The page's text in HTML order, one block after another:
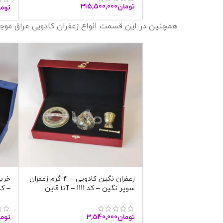
تومان315,500,000
همچنین در این قسمت انواع زعفران کادویی عراق
زعفران نگین کادویی – 4 گرم زعفران
سوپر نگین – کد 1111 – آنا قاین
تومان3,540,000
– کد 1123 –